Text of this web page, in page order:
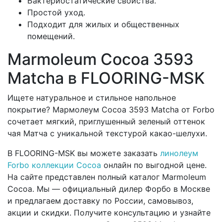
Простой уход.
Подходит для жилых и общественных
помещений.
Marmoleum Cocoa 3593
Matcha в FLOORING-MSK
Ищете натуральное и стильное напольное
покрытие? Мармолеум Cocoa 3593 Matcha от Forbo
сочетает мягкий, приглушенный зеленый оттенок
чая Матча с уникальной текстурой какао-шелухи.
В FLOORING-MSK вы можете заказать линолеум
Forbo коллекции Cocoa онлайн по выгодной цене.
На сайте представлен полный каталог Marmoleum
Cocoa. Мы — официальный дилер Форбо в Москве
и предлагаем доставку по России, самовывоз,
акции и скидки. Получите консультацию и узнайте